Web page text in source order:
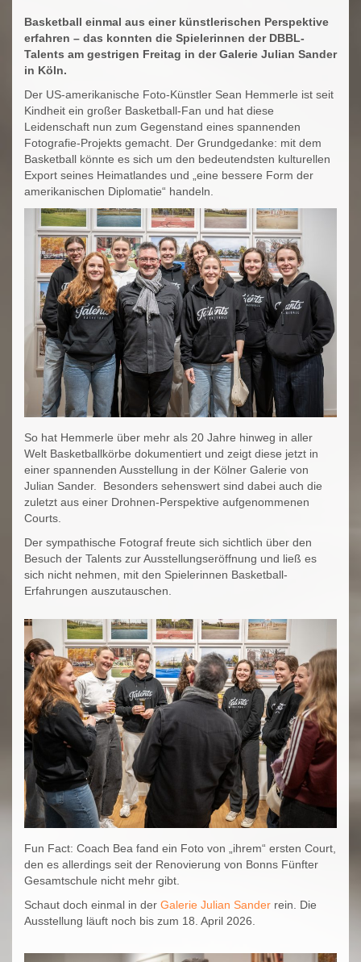
Basketball einmal aus einer künstlerischen Perspektive
erfahren – das konnten die Spielerinnen der DBBL-
Talents am gestrigen Freitag in der Galerie Julian Sander
in Köln.
Der US-amerikanische Foto-Künstler Sean Hemmerle ist seit
Kindheit ein großer Basketball-Fan und hat diese
Leidenschaft nun zum Gegenstand eines spannenden
Fotografie-Projekts gemacht. Der Grundgedanke: mit dem
Basketball könnte es sich um den bedeutendsten kulturellen
Export seines Heimatlandes und „eine bessere Form der
amerikanischen Diplomatie“ handeln.
So hat Hemmerle über mehr als 20 Jahre hinweg in aller
Welt Basketballkörbe dokumentiert und zeigt diese jetzt in
einer spannenden Ausstellung in der Kölner Galerie von
Julian Sander. Besonders sehenswert sind dabei auch die
zuletzt aus einer Drohnen-Perspektive aufgenommenen
Courts.
Der sympathische Fotograf freute sich sichtlich über den
Besuch der Talents zur Ausstellungseröffnung und ließ es
sich nicht nehmen, mit den Spielerinnen Basketball-
Erfahrungen auszutauschen.
Fun Fact: Coach Bea fand ein Foto von „ihrem“ ersten Court,
den es allerdings seit der Renovierung von Bonns Fünfter
Gesamtschule nicht mehr gibt.
Schaut doch einmal in der Galerie Julian Sander rein. Die
Ausstellung läuft noch bis zum 18. April 2026.